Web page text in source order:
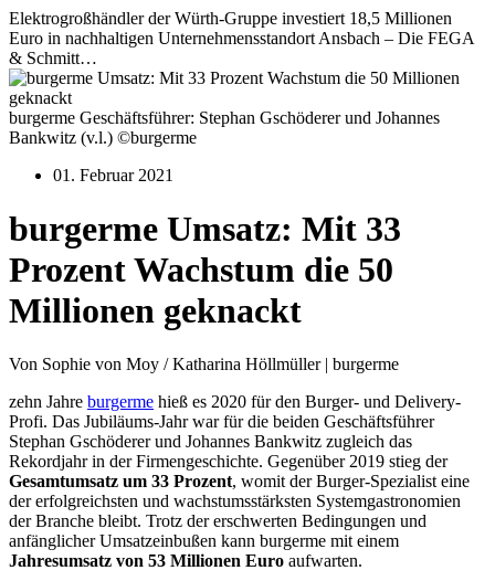
Elektrogroßhändler der Würth-Gruppe investiert 18,5 Millionen
Euro in nachhaltigen Unternehmensstandort Ansbach – Die FEGA
& Schmitt…
burgerme Geschäftsführer: Stephan Gschöderer und Johannes
Bankwitz (v.l.) ©burgerme
01. Februar 2021
burgerme Umsatz: Mit 33
Prozent Wachstum die 50
Millionen geknackt
Von Sophie von Moy / Katharina Höllmüller | burgerme
zehn Jahre burgerme hieß es 2020 für den Burger- und Delivery-
Profi. Das Jubiläums-Jahr war für die beiden Geschäftsführer
Stephan Gschöderer und Johannes Bankwitz zugleich das
Rekordjahr in der Firmengeschichte. Gegenüber 2019 stieg der
Gesamtumsatz um 33 Prozent, womit der Burger-Spezialist eine
der erfolgreichsten und wachstumsstärksten Systemgastronomien
der Branche bleibt. Trotz der erschwerten Bedingungen und
anfänglicher Umsatzeinbußen kann burgerme mit einem
Jahresumsatz von 53 Millionen Euro aufwarten.